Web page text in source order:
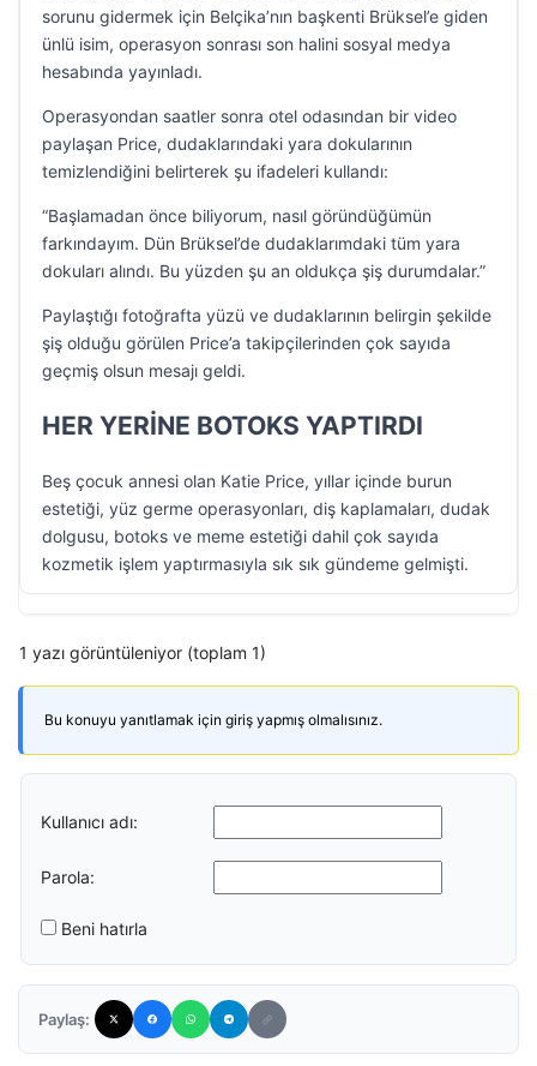
sorunu gidermek için Belçika’nın başkenti Brüksel’e giden
ünlü isim, operasyon sonrası son halini sosyal medya
hesabında yayınladı.
Operasyondan saatler sonra otel odasından bir video
paylaşan Price, dudaklarındaki yara dokularının
temizlendiğini belirterek şu ifadeleri kullandı:
“Başlamadan önce biliyorum, nasıl göründüğümün
farkındayım. Dün Brüksel’de dudaklarımdaki tüm yara
dokuları alındı. Bu yüzden şu an oldukça şiş durumdalar.”
Paylaştığı fotoğrafta yüzü ve dudaklarının belirgin şekilde
şiş olduğu görülen Price’a takipçilerinden çok sayıda
geçmiş olsun mesajı geldi.
HER YERİNE BOTOKS YAPTIRDI
Beş çocuk annesi olan Katie Price, yıllar içinde burun
estetiği, yüz germe operasyonları, diş kaplamaları, dudak
dolgusu, botoks ve meme estetiği dahil çok sayıda
kozmetik işlem yaptırmasıyla sık sık gündeme gelmişti.
1 yazı görüntüleniyor (toplam 1)
Bu konuyu yanıtlamak için giriş yapmış olmalısınız.
Kullanıcı adı:
Parola:
Beni hatırla
Paylaş: